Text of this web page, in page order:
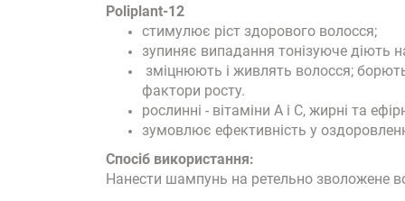
Poliplant-12
стимулює ріст здорового волосся;
зупиняє випадання тонізуюче діють
зміцнюють і живлять волосся;
фактори росту.
рослинні - вітаміни А і С, жирні та
зумовлює ефективність у
Спосіб використання:
Нанести шампунь на ретельно зволожене